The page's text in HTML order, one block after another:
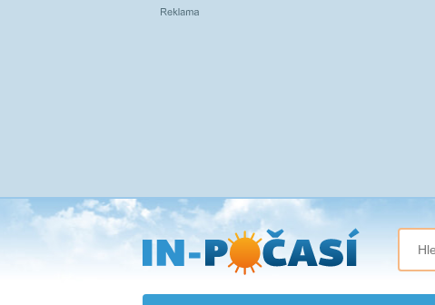
Přejít
na
hlavní
obsah